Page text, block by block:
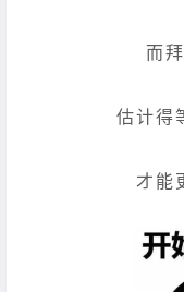
而
估计得
才能